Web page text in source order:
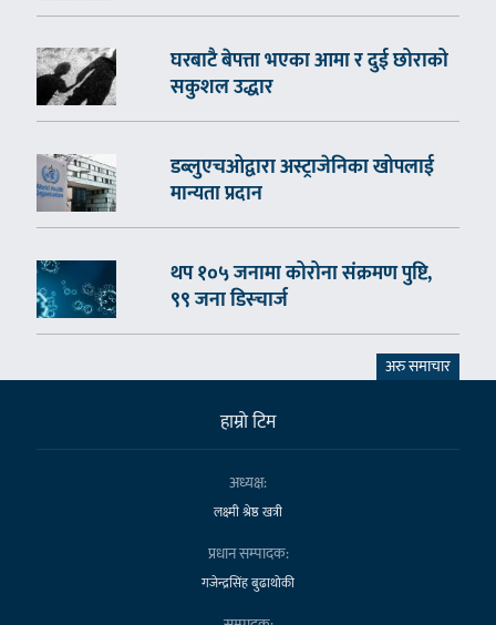
घरबाटै बेपत्ता भएका आमा र दुई छोराको
सकुशल उद्धार
डब्लुएचओद्वारा अस्ट्राजेनिका खोपलाई
मान्यता प्रदान
थप १०५ जनामा कोरोना संक्रमण पुष्टि,
९९ जना डिस्चार्ज
अरु समाचार
हाम्राे टिम
अध्यक्ष:
लक्ष्मी श्रेष्ठ खत्री
प्रधान सम्पादक:
गजेन्द्रसिंह बुढाथोकी